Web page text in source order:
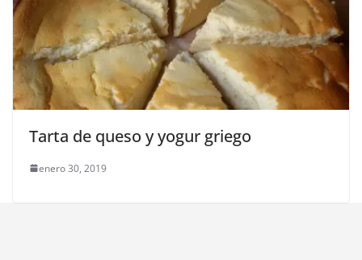
Tarta de queso y yogur griego
enero 30, 2019